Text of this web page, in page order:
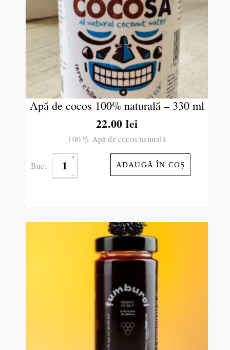
Apă de cocos 100% naturală – 330 ml
22.00lei
100 % Apă de cocos naturală
Buc: ADAUGĂ ÎN COȘ